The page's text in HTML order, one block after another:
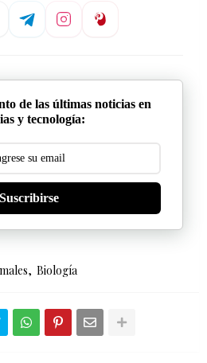
de las últimas noticias en
y tecnología:
Suscribirse
Biología